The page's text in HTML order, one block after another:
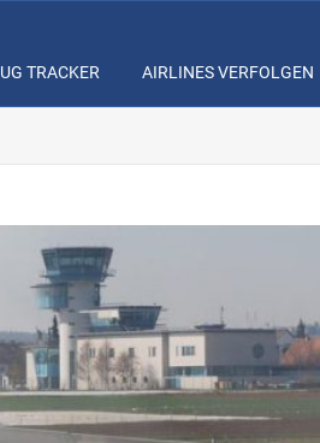
TRACKER AIRLINES VERFOLGEN